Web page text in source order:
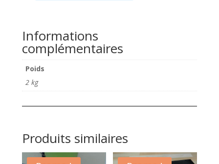
927
Mercedes
Benz
190
2.5-
1/18
Informations
complémentaires
Poids
2 kg
Produits similaires